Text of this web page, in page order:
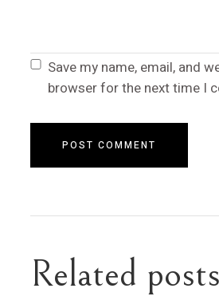
Save my name, email, and
browser for the next time I
POST COMMENT
Related posts